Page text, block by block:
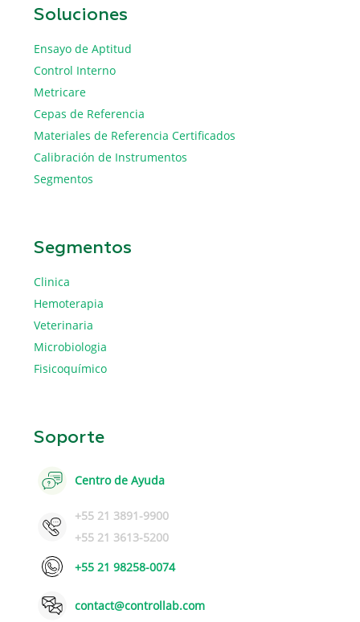
Soluciones
Ensayo de Aptitud
Control Interno
Metricare
Cepas de Referencia
Materiales de Referencia Certificados
Calibración de Instrumentos
Segmentos
Segmentos
Clinica
Hemoterapia
Veterinaria
Microbiologia
Fisicoquímico
Soporte
Centro de Ayuda
+55 21 3891-9900
+55 21 3613-5200
+55 21 98258-0074
contact@controllab.com